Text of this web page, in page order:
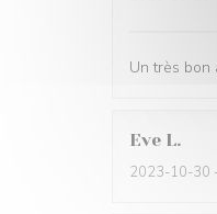
Un très bon
Eve L
2023-10-30